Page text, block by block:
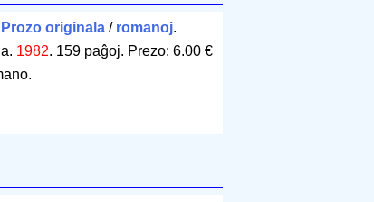
Prozo originala / romanoj.
1982. 159 paĝoj. Prezo: 6.00 €